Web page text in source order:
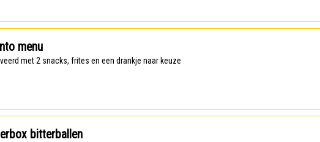
menu
met 2 snacks, frites en een drankje naar keuze
bitterballen